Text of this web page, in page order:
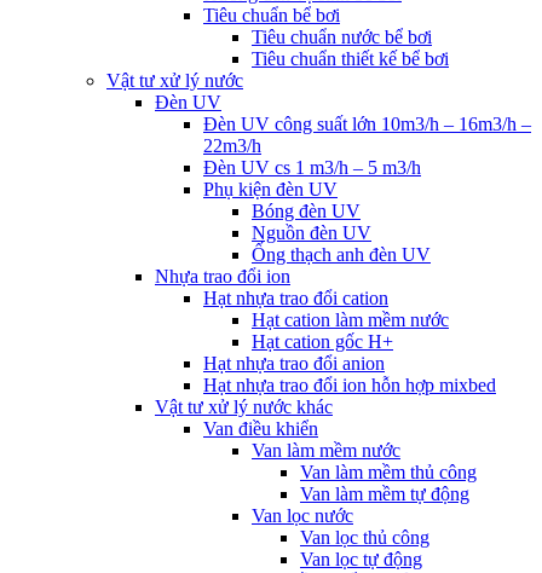
Tiêu chuẩn bể bơi
Tiêu chuẩn nước bể bơi
Tiêu chuẩn thiết kế bể bơi
Vật tư xử lý nước
Đèn UV
Đèn UV công suất lớn 10m3/h – 16m3/h –
22m3/h
Đèn UV cs 1 m3/h – 5 m3/h
Phụ kiện đèn UV
Bóng đèn UV
Nguồn đèn UV
Ống thạch anh đèn UV
Nhựa trao đổi ion
Hạt nhựa trao đổi cation
Hạt cation làm mềm nước
Hạt cation gốc H+
Hạt nhựa trao đổi anion
Hạt nhựa trao đổi ion hỗn hợp mixbed
Vật tư xử lý nước khác
Van điều khiển
Van làm mềm nước
Van làm mềm thủ công
Van làm mềm tự động
Van lọc nước
Van lọc thủ công
Van lọc tự động